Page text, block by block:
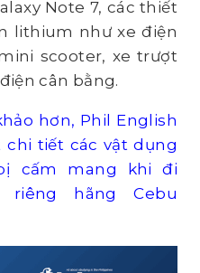
Note 7, các thiết
lithium như xe điện
scooter, xe trượt
cân bằng.
hơn, Phil English
chi tiết các vật dụng
cấm mang khi đi
riêng hãng Cebu